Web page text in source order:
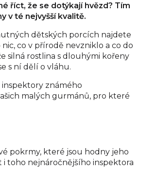
říct, že se dotýkají hvězd? Tím
v té nejvyšší kvalitě.
dětských porcích najdete
co v přírodě nevzniklo a co do
silná rostlina s dlouhými kořeny
s ní dělí o vláhu.
inspektory známého
malých gurmánů, pro které
pokrmy, které jsou hodny jeho
toho nejnáročnějšího inspektora